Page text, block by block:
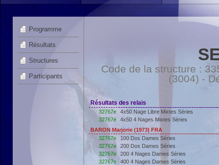
Programme
Résultats
Structures
Participants
Code de la structure :
(3004) -
Résultats des relais
32767e
4x50 Nage Libre Mixtes Séries
32767e
4x50 4 Nages Mixtes Séries
BARON Marjorie (1973) FRA
32767e
100 Dos Dames Séries
32767e
200 Dos Dames Séries
32767e
200 4 Nages Dames Séries
32767e
400 4 Nages Dames Séries